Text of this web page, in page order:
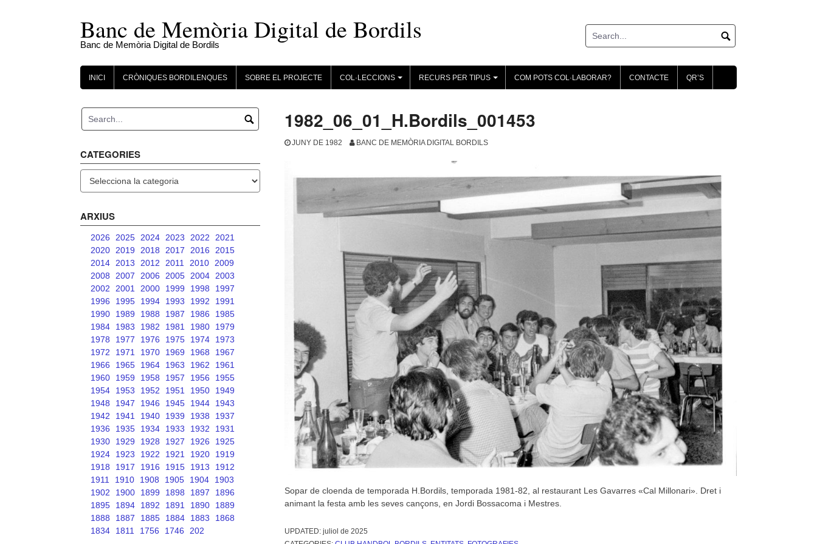
Banc de Memòria Digital de Bordils
Banc de Memòria Digital de Bordils
INICI CRÒNIQUES BORDILENQUES SOBRE EL PROJECTE
+
COL·LECCIONS
+
RECURS PER TIPUS COM POTS COL·LABORAR? CONTACTE QR’S
1982_06_01_H.Bordils_001453
JUNY DE 1982 BANC DE MEMÒRIA DIGITAL BORDILS
Sopar de cloenda de temporada H.Bordils, temporada 1981-82, al restaurant Les Gavarres «Cal Millonari». Dret i
animant la festa amb les seves cançons, en Jordi Bossacoma i Mestres.
UPDATED: juliol de 2025
CATEGORIES
ARXIUS
2026 2025 2024 2023 2022
2021
2020
2019 2018 2017 2016
2015
2014
2013 2012 2011 2010
2009
2008
2007 2006 2005 2004
2003
2002
2001 2000 1999 1998
1997
1996
1995 1994 1993 1992
1991
1990
1989 1988 1987 1986
1985
1984
1983 1982 1981 1980
1979
1978
1977 1976 1975 1974
1973
1972
1971 1970 1969 1968
1967
1966
1965 1964 1963 1962
1961
1960
1959 1958 1957 1956
1955
1954
1953 1952 1951 1950
1949
1948
1947 1946 1945 1944
1943
1942
1941 1940 1939 1938
1937
1936
1935 1934 1933 1932
1931
1930
1929 1928 1927 1926
1925
1924
1923 1922 1921 1920
1919
1918
1917 1916 1915 1913
1912
1911
1910 1908 1905 1904
1903
1902
1900 1899 1898 1897
1896
1895
1894 1892 1891 1890
1889
1888
1887 1885 1884 1883
1868
1834
1811 1756 1746 202